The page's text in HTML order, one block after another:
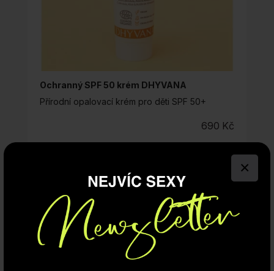
×
Ochranný SPF 50 krém DHYVANA
Přírodní opalovací krém pro děti SPF 50+
690 Kč